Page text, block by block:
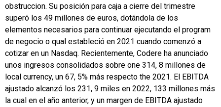
obstruccion. Su posición para caja a cierre del trimestre
superó los 49 millones de euros, dotándola de los
elementos necesarios para continuar ejecutando el program
de negocio o qual estableció en 2021 cuando comenzó a
cotizar en un Nasdaq. Recientemente, Codere ha anunciado
unos ingresos consolidados sobre one 314, 8 millones de
local currency, un 67, 5% más respecto the 2021. El EBITDA
ajustado alcanzó los 231, 9 miles en 2022, 133 millones más
la cual en el año anterior, y un margen de EBITDA ajustado